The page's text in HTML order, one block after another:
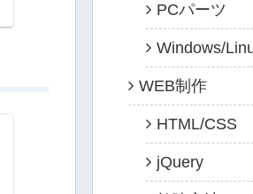
PCパーツ
Windows/
WEB制作
HTML/CSS
jQuery